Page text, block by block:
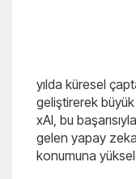
yılda küresel
geliştirerek büyük
xAI, bu
gelen yapay
konumuna